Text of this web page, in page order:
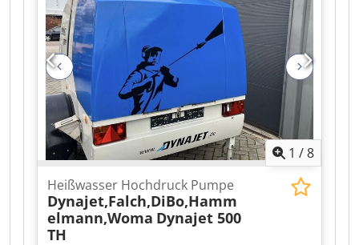
Hochdruck-Wasserstrahler im isothermischen
Container, Baujahr 1990, an. Ein separater
Verkauf ohne Container ist möglich. Bei Fragen
oder für weitere Informationen schicken Sie uns
gerne eine Nachricht oder rufen Sie uns an.
Cedpfxjyu Imts Acwjrf
1 /8
Heißwasser Hochdruck Pumpe
Dynajet,Falch,DiBo,Hamm
elmann,Woma Dynajet 500
TH